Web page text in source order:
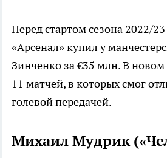
Перед стартом сезона 2022/
«Арсенал» купил у
Зинченко за €35 млн. В новом
11 матчей, в которых смог
голевой передачей.
Михаил Мудрик